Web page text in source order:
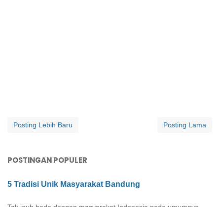
Posting Lebih Baru Posting Lama
POSTINGAN POPULER
5 Tradisi Unik Masyarakat Bandung